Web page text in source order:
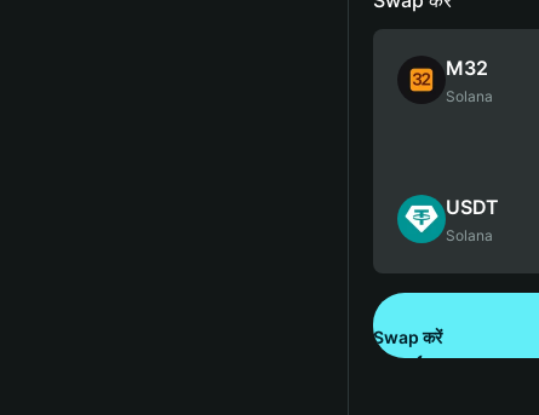
M32
Solana
USDT
Solana
Swap करें